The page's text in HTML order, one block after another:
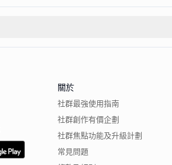
關於
社群最強使用指南
社群創作有價企劃
社群焦點功能及升級計劃
常見問題